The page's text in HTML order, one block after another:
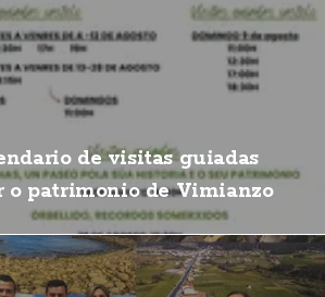
de visitas guiadas
o patrimonio de Vimianzo